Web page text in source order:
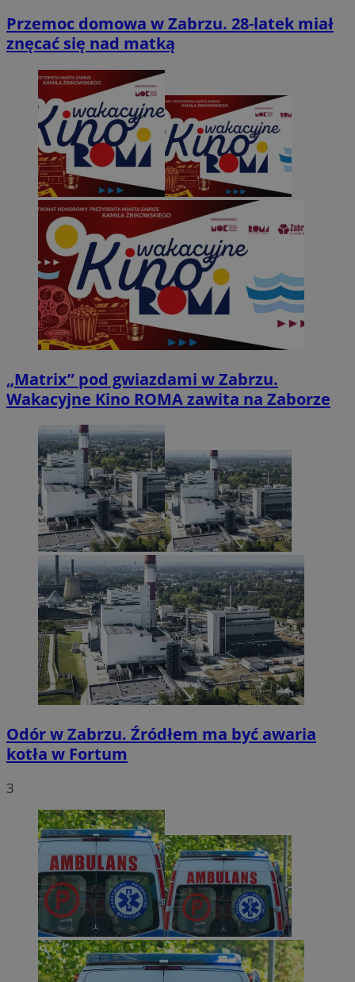
Przemoc domowa w Zabrzu. 28-latek miał
znęcać się nad matką
„Matrix” pod gwiazdami w Zabrzu.
Wakacyjne Kino ROMA zawita na Zaborze
Odór w Zabrzu. Źródłem ma być awaria
kotła w Fortum
3